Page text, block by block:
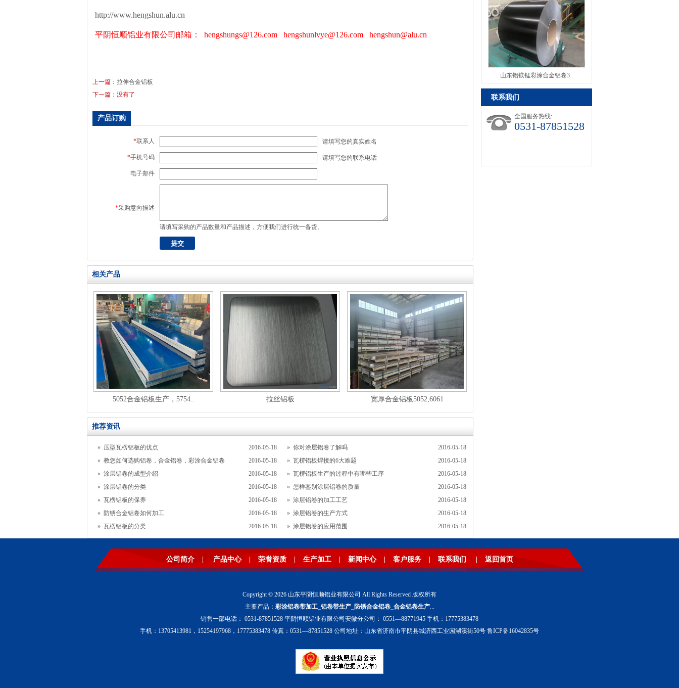
http://www.hengshun.alu.cn
平阴恒顺铝业有限公司邮箱： hengshungs@126.com hengshunlvye@126.com hengshun@alu.cn
上一篇： 拉伸合金铝板
下一篇：没有了
产品订购
*联系人 请填写您的真实姓名
*手机号码 请填写您的联系电话
电子邮件
*采购意向描述
请填写采购的产品数量和产品描述，方便我们进行统一备货。
相关产品
5052合金铝板生产，5754.. 拉丝铝板 宽厚合金铝板5052,6061
推荐资讯
2016-05-18
» 压型瓦楞铝板的优点 2016-05-18
» 你对涂层铝卷了解吗
2016-05-18
» 教您如何选购铝卷，合金铝卷，彩涂合金铝卷 2016-05-18
» 瓦楞铝板焊接的6大难题
2016-05-18
» 涂层铝卷的成型介绍 2016-05-18
» 瓦楞铝板生产的过程中有哪些工序
2016-05-18
» 涂层铝卷的分类 2016-05-18
» 怎样鉴别涂层铝卷的质量
2016-05-18
» 瓦楞铝板的保养 2016-05-18
» 涂层铝卷的加工工艺
2016-05-18
» 防锈合金铝卷如何加工 2016-05-18
» 涂层铝卷的生产方式
2016-05-18
» 瓦楞铝板的分类 2016-05-18
» 涂层铝卷的应用范围
山东铝镁锰彩涂合金铝卷3..
联系我们
全国服务热线:
0531-87851528
公司简介 产品中心 荣誉资质 生产加工 新闻中心 客户服务 联系我们 返回首页
Copyright © 2026 山东平阴恒顺铝业有限公司 All Rights Reserved 版权所有
主要产品： 彩涂铝卷带加工_ 铝卷带生产_ 防锈合金铝卷_ 合金铝卷生产...
销售一部电话： 0531-87851528 平阴恒顺铝业有限公司安徽分公司： 0551—88771945 手机：17775383478
手机：13705413981，15254197968，17775383478 传真：0531—87851528 公司地址：山东省济南市平阴县城济西工业园湖溪街50号 鲁ICP备16042835号